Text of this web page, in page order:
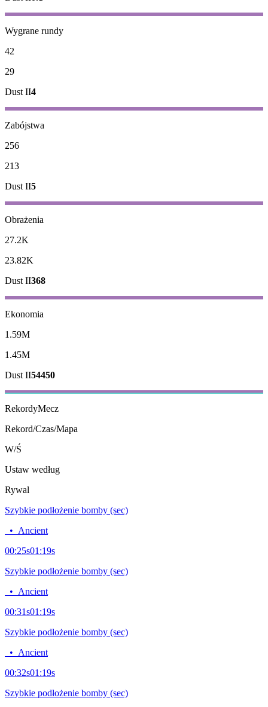
Wygrane rundy
42
29
Dust II4
Zabójstwa
256
213
Dust II5
Obrażenia
27.2K
23.82K
Dust II368
Ekonomia
1.59M
1.45M
Dust II54450
RekordyMecz
Rekord/Czas/Mapa
W/Ś
Ustaw według
Rywal
Szybkie podłożenie bomby (sec)
• Ancient
00:25s01:19s
Szybkie podłożenie bomby (sec)
• Ancient
00:31s01:19s
Szybkie podłożenie bomby (sec)
• Ancient
00:32s01:19s
Szybkie podłożenie bomby (sec)